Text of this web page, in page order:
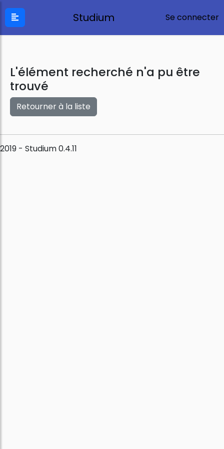
Studium Se connecter
L'élément recherché n'a pu être
trouvé
Retourner à la liste
2019 - Studium 0.4.11